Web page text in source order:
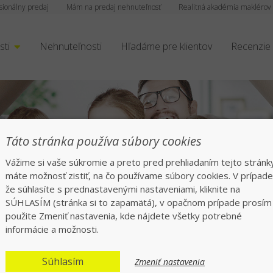
Realitná akadémia maklérov
Mám na predaj nehnuteľnosť
predaj
Nehnuteľnosti Hľadáme pre klientov Recenzie
v
spokojných klientov po celom
Táto stránka používa súbory cookies
Vážime si vaše súkromie a preto pred prehliadaním tejto
máte možnosť zistiť, na čo používame súbory cookies. V
že súhlasíte s prednastavenými nastaveniami, kliknite na
SÚHLASÍM (stránka si to zapamätá), v opačnom prípade prosím
použite Zmeniť nastavenia, kde nájdete všetky potrebné
informácie a možnosti.
Súhlasím Zmeniť nastavenia